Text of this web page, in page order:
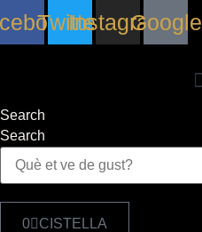
al
TwitterInstagramGoogle
Search
Search
0 CISTELLA